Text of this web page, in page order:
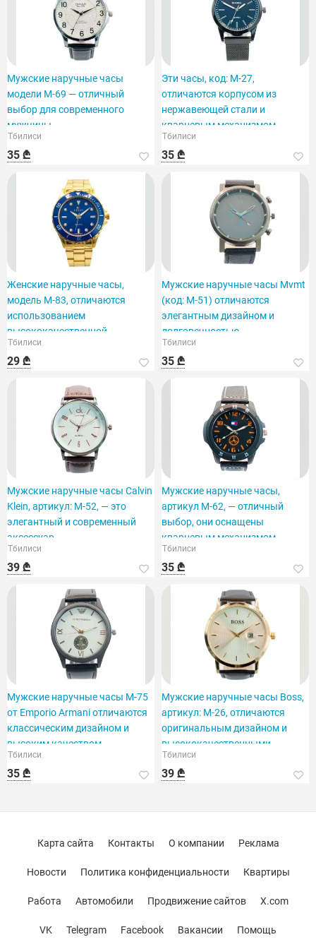
Мужские наручные часы
модели M-69 — отличный
выбор для современного
мужчины.
Тбилиси
35 ₾
Эти часы, код: M-27,
отличаются корпусом из
нержавеющей стали и
кварцевым механизмом.
Тбилиси
35 ₾
Женские наручные часы,
модель M-83, отличаются
использованием
высококачественной
нержавеющей стали.
Тбилиси
29 ₾
Мужские наручные часы Mvmt
(код: M-51) отличаются
элегантным дизайном и
долговечностью.
Тбилиси
35 ₾
Мужские наручные часы Calvin
Klein, артикул: M-52, — это
элегантный и современный
аксессуар.
Тбилиси
39 ₾
Мужские наручные часы,
артикул M-62, — отличный
выбор, они оснащены
кварцевым механизмом.
Тбилиси
35 ₾
Мужские наручные часы M-75
от Emporio Armani отличаются
классическим дизайном и
высоким качеством.
Тбилиси
35 ₾
Мужские наручные часы Boss,
артикул: M-26, отличаются
оригинальным дизайном и
высококачественными
материалами.
Тбилиси
39 ₾
Карта сайта Контакты О компании Реклама
Новости Политика конфиденциальности Квартиры
Работа Автомобили Продвижение сайтов X.com
VK Telegram Facebook Вакансии Помощь